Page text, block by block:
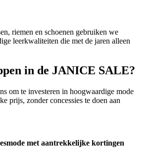
riemen en schoenen gebruiken we
leerkwaliteiten die met de jaren alleen
in de JANICE SALE?
om te investeren in hoogwaardige mode
prijs, zonder concessies te doen aan
met aantrekkelijke kortingen